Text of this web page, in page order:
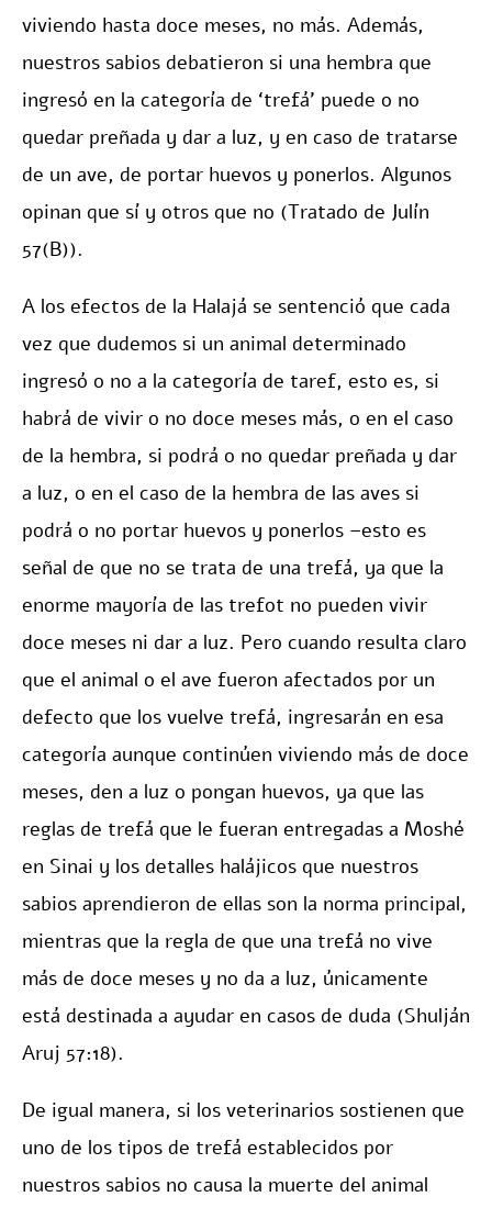
viviendo hasta doce meses, no más. Además,
nuestros sabios debatieron si una hembra que
ingresó en la categoría de ‘trefá’ puede o no
quedar preñada y dar a luz, y en caso de tratarse
de un ave, de portar huevos y ponerlos. Algunos
opinan que sí y otros que no (Tratado de Julín
57(B)).
A los efectos de la Halajá se sentenció que cada
vez que dudemos si un animal determinado
ingresó o no a la categoría de taref, esto es, si
habrá de vivir o no doce meses más, o en el caso
de la hembra, si podrá o no quedar preñada y dar
a luz, o en el caso de la hembra de las aves si
podrá o no portar huevos y ponerlos –esto es
señal de que no se trata de una trefá, ya que la
enorme mayoría de las trefot no pueden vivir
doce meses ni dar a luz. Pero cuando resulta claro
que el animal o el ave fueron afectados por un
defecto que los vuelve trefá, ingresarán en esa
categoría aunque continúen viviendo más de doce
meses, den a luz o pongan huevos, ya que las
reglas de trefá que le fueran entregadas a Moshé
en Sinai y los detalles halájicos que nuestros
sabios aprendieron de ellas son la norma principal,
mientras que la regla de que una trefá no vive
más de doce meses y no da a luz, únicamente
está destinada a ayudar en casos de duda (Shulján
Aruj 57:18).
De igual manera, si los veterinarios sostienen que
uno de los tipos de trefá establecidos por
nuestros sabios no causa la muerte del animal